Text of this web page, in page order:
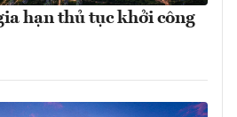
hạn thủ tục khởi công